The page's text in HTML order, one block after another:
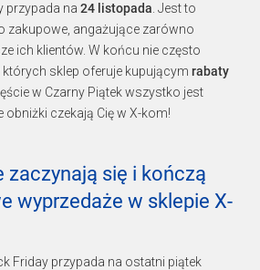
przypada na 24 listopada . Jest to
zakupowe, angażujące zarówno
ich klientów. W końcu nie często
sklep oferuje kupującym rabaty
w Czarny Piątek wszystko jest
obniżki czekają Cię w X-kom!
zaczynają się i kończą
wyprzedaże w sklepie X-
Friday przypada na ostatni piątek